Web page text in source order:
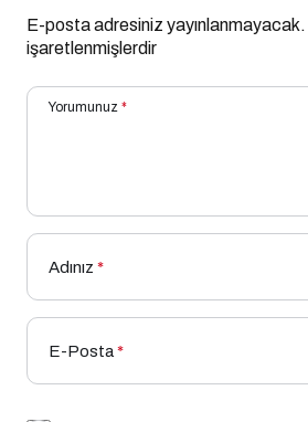
E-posta adresiniz yayınlanmayacak.
işaretlenmişlerdir
Yorumunuz *
Adınız *
E-Posta*